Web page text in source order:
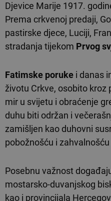
Djevice Marije 1917.
Prema crkvenoj predaji,
pastirske djece, Luciji,
stradanja tijekom Prvog
Fatimske poruke i danas
životu Crkve, osobito kroz
mir u svijetu i obraćenje
duhu biti održan i
zamišljen kao duhovni
pobožnošću i
Posebnu važnost
mostarsko-duvanjskog
kao i provincijala